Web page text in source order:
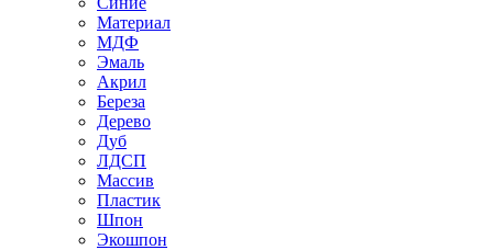
Материал
МДФ
Эмаль
Акрил
Береза
Дерево
Дуб
ЛДСП
Массив
Пластик
Шпон
Экошпон